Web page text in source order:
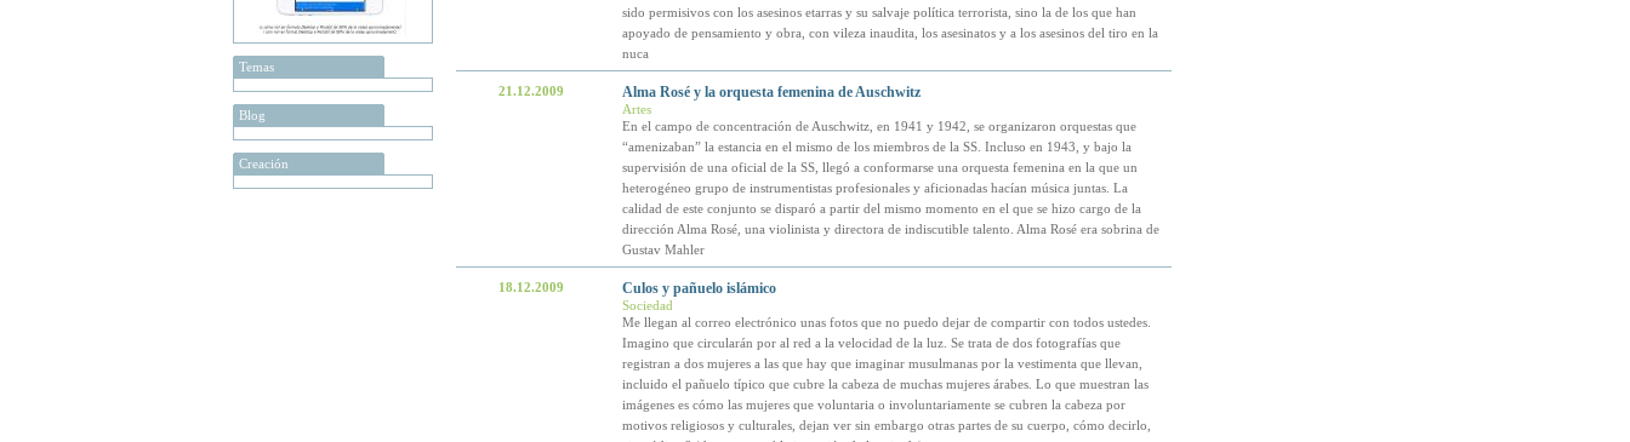
Temas
Blog
Creación
sido permisivos con los asesinos etarras y su salvaje política terrorista, sino la de los que han
apoyado de pensamiento y obra, con vileza inaudita, los asesinatos y a los asesinos del tiro en la
nuca
21.12.2009 Alma Rosé y la orquesta femenina de Auschwitz
Artes
En el campo de concentración de Auschwitz, en 1941 y 1942, se organizaron orquestas que
“amenizaban” la estancia en el mismo de los miembros de la SS. Incluso en 1943, y bajo la
supervisión de una oficial de la SS, llegó a conformarse una orquesta femenina en la que un
heterogéneo grupo de instrumentistas profesionales y aficionadas hacían música juntas. La
calidad de este conjunto se disparó a partir del mismo momento en el que se hizo cargo de la
dirección Alma Rosé, una violinista y directora de indiscutible talento. Alma Rosé era sobrina de
Gustav Mahler
18.12.2009 Culos y pañuelo islámico
Sociedad
Me llegan al correo electrónico unas fotos que no puedo dejar de compartir con todos ustedes.
Imagino que circularán por al red a la velocidad de la luz. Se trata de dos fotografías que
registran a dos mujeres a las que hay que imaginar musulmanas por la vestimenta que llevan,
incluido el pañuelo típico que cubre la cabeza de muchas mujeres árabes. Lo que muestran las
imágenes es cómo las mujeres que voluntaria o involuntariamente se cubren la cabeza por
motivos religiosos y culturales, dejan ver sin embargo otras partes de su cuerpo, cómo decirlo,